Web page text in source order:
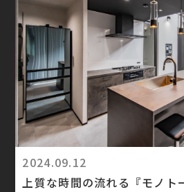
2024.09.12
上質な時間の流れる『モノト